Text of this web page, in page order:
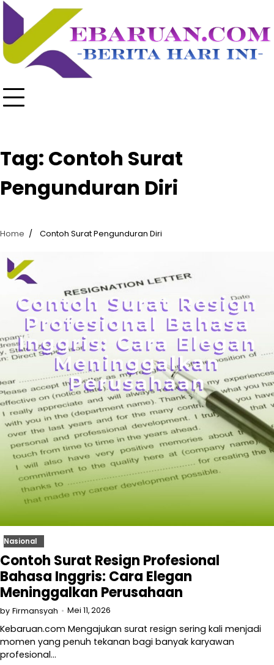
Skip
content
Tag: Contoh Surat
Pengunduran Diri
Home Contoh Surat Pengunduran Diri
Nasional
Contoh Surat Resign Profesional
Bahasa Inggris: Cara Elegan
Meninggalkan Perusahaan
by Firmansyah Mei 11, 2026
Kebaruan.com Mengajukan surat resign sering kali menjadi
momen yang penuh tekanan bagi banyak karyawan
profesional…